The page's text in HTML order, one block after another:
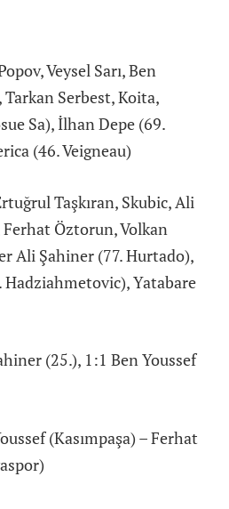
Veysel Sarı, Ben
Serbest, Koita,
Sa), İlhan Depe (69.
(46. Veigneau)
Taşkıran, Skubic, Ali
Öztorun, Volkan
Ali Şahiner (77. Hurtado),
Yatabare
(25.), 1:1 Ben Youssef
(Kasımpaşa) – Ferhat